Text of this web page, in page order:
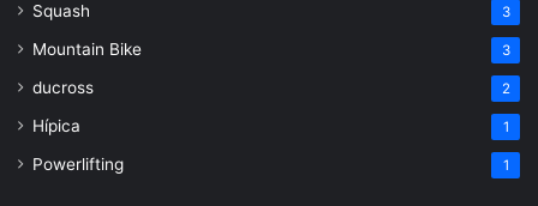
Squash 3
Mountain Bike 3
ducross 2
Hípica 1
Powerlifting 1